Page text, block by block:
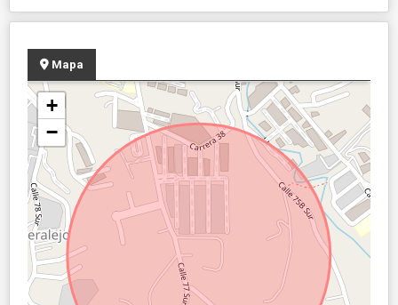
Mapa
+
−